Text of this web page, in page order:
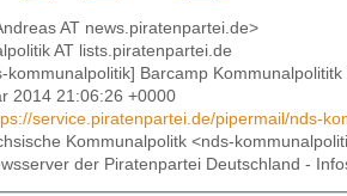
AT news.piratenpartei.de>
AT lists.piratenpartei.de
kommunalpolitik] Barcamp
2014 21:06:26 +0000
service.piratenpartei.de/pipermail/nds-
Kommunalpolitk <nds-
der Piratenpartei Deutschland -